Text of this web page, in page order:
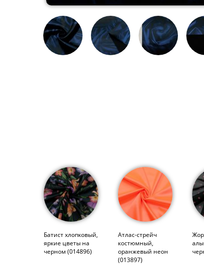
Батист хлопковый,
яркие цветы на
черном (014896)
Атлас-стрейч
костюмный,
оранжевый неон
(013897)